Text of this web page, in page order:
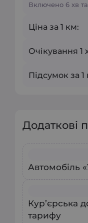
Включено 6 хв
Ціна за 1 км:
Очікування 1
Підсумок за 1
Додаткові
Автомобіль
Швидко і
свої
Кур’єрська
тарифу